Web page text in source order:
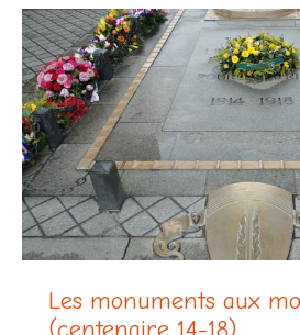
Les monuments aux